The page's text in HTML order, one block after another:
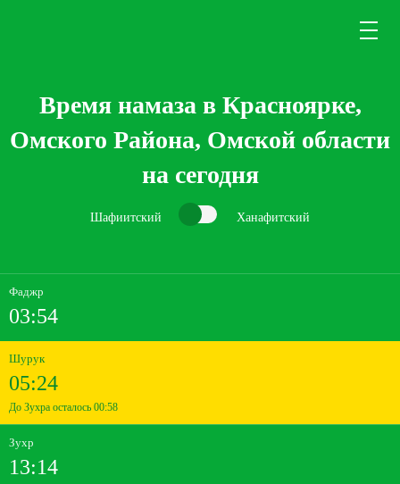
Время намаза в Красноярке,
Омского Района, Омской области
на сегодня
Шафиитский Ханафитский
Фаджр
03:54
Шурук
05:24
До Зухра осталось 00:58
Зухр
13:14